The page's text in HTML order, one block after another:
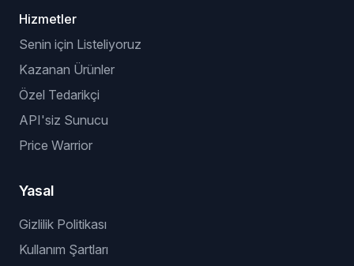
Hizmetler
Senin için Listeliyoruz
Kazanan Ürünler
Özel Tedarikçi
API'siz Sunucu
Price Warrior
Yasal
Gizlilik Politikası
Kullanım Şartları